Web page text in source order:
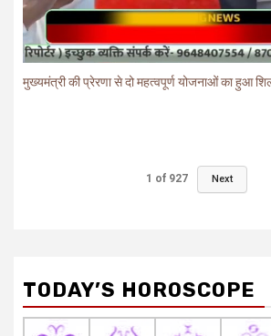
मुख्यमंत्री की प्रेरणा से दो महत्वपूर्ण योजनाओं का हुआ
1 of 927 Next
TODAY’S HOROSCOPE